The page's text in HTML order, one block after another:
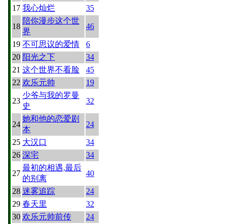
17 我心灿烂 35
18
陪你漫步这个世
界
46
19 不可思议的爱情
6
20 阳光之下
34
21 这个世界不看脸
45
22 欢乐元帅 19
23
少爷与我的罗曼
史
32
24
她和他的恋爱剧
本
24
25 大汉口
34
26 深宅 34
27
最初的相遇,最后
的别离
40
28 迷雾追踪
24
29 春天里
32
30 欢乐元帅前传
24